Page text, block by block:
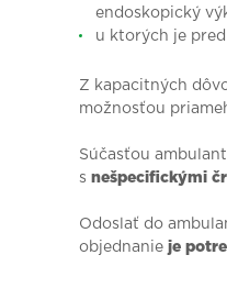
endoskopický
u ktorých je
Z kapacitných
možnosťou
Súčasťou
s nešpecifickými
Odoslať do
objednanie je